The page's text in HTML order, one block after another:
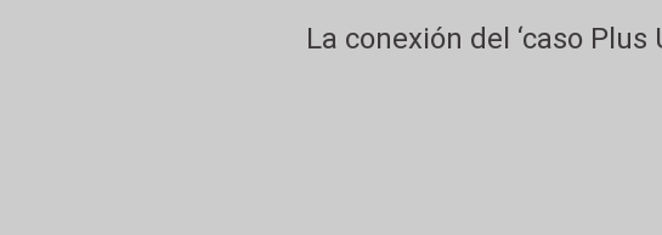
La conexión del ‘caso